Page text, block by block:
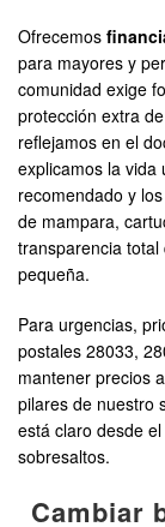
Ofrecemos
para mayores y
comunidad exige
protección extra
reflejamos en el
explicamos la vida
recomendado y
de mampara,
transparencia
pequeña.
Para urgencias,
postales 28033,
mantener precios
pilares de nuestro
está claro desde
sobresaltos.
Cambiar